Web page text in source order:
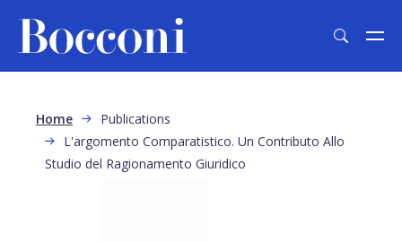
Breadcrumb
Home
Publications
L'argomento Comparatistico. Un Contributo Allo
Studio del Ragionamento Giuridico